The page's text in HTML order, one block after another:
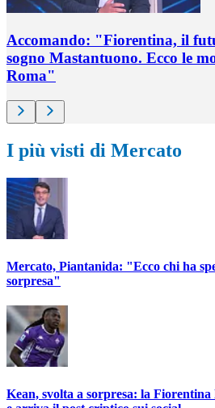
Accomando: "Fiorentina, il
sogno Mastantuono. Ecco le
Roma"
I più visti di Mercato
Mercato, Piantanida: "Ecco chi ha
sorpresa"
Kean, svolta a sorpresa: la